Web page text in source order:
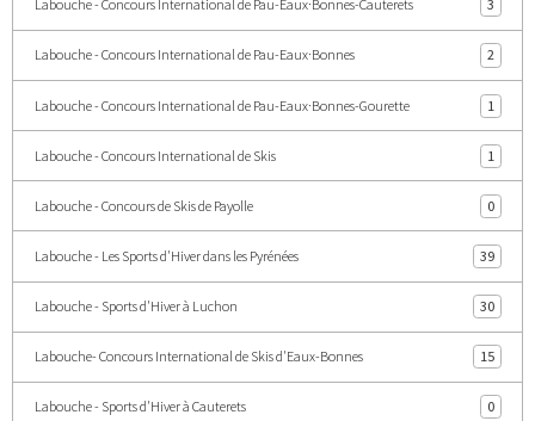
Labouche - Concours International de Pau-Eaux·Bonnes-Cauterets 3
Labouche - Concours International de Pau-Eaux·Bonnes 2
Labouche - Concours International de Pau-Eaux·Bonnes-Gourette 1
Labouche - Concours International de Skis 1
Labouche - Concours de Skis de Payolle 0
Labouche - Les Sports d'Hiver dans les Pyrénées 39
Labouche - Sports d'Hiver à Luchon 30
Labouche- Concours International de Skis d'Eaux-Bonnes 15
Labouche - Sports d'Hiver à Cauterets 0